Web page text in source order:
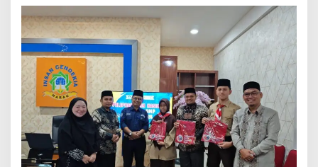
o
t
a
L
o
l
o
s
K
e
S
e
m